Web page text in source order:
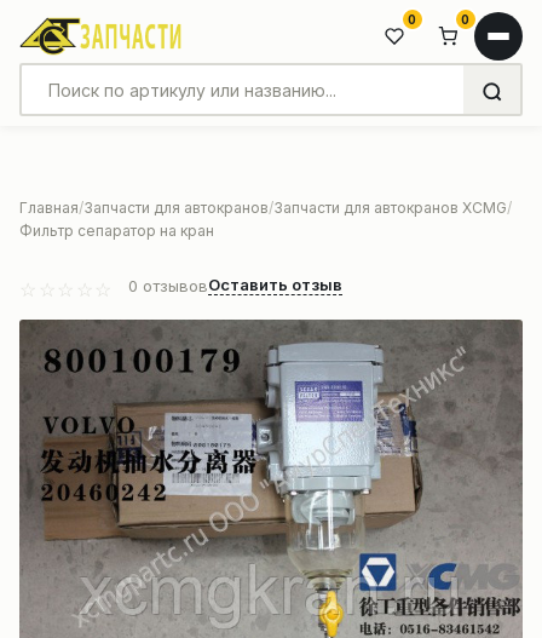
0 0
Главная Запчасти для автокранов Запчасти для автокранов XCMG
Фильтр сепаратор на кран
0 отзывовОставить отзыв